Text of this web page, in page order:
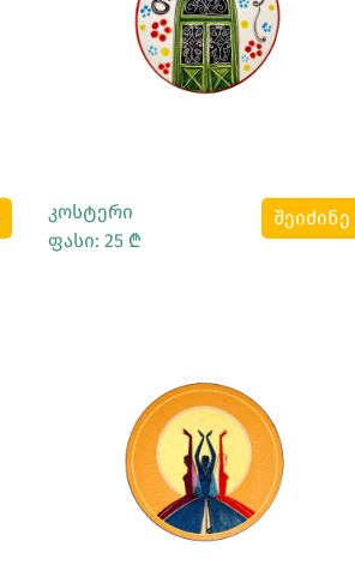
Სრულად Ნახვა
კოსტერი
ფასი: 25 ₾
შეიძინე
Სრულად Ნახვა